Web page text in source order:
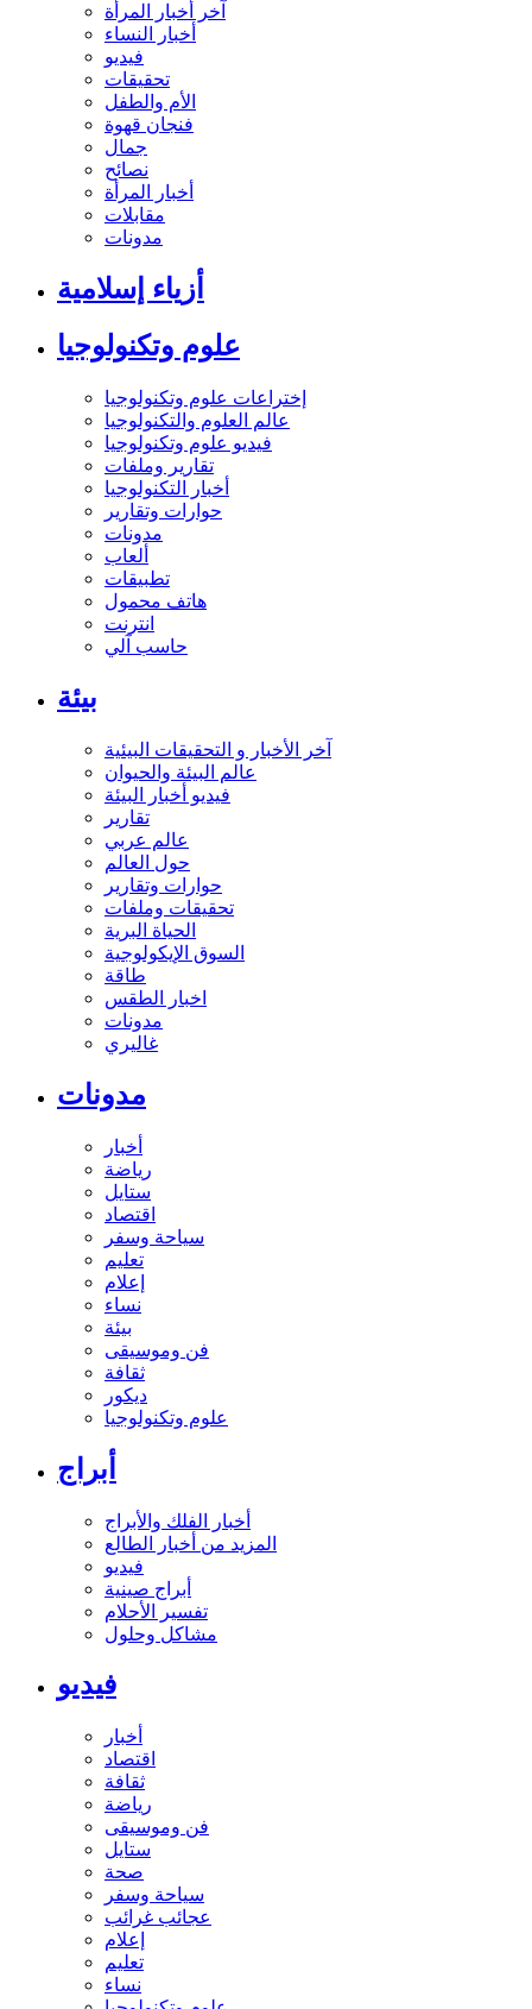
آخر أخبار المرأة
أخبار النساء
فيديو
تحقيقات
الأم والطفل
فنجان قهوة
جمال
نصائح
أخبار المرأة
مقابلات
مدونات
أزياء إسلامية
علوم وتكنولوجيا
إختراعات علوم وتكنولوجيا
عالم العلوم والتكنولوجيا
فيديو علوم وتكنولوجيا
تقارير وملفات
أخبار التكنولوجيا
حوارات وتقارير
مدونات
ألعاب
تطبيقات
هاتف محمول
انترنت
حاسب آلي
بيئة
آخر الأخبار و التحقيقات البيئية
عالم البيئة والحيوان
فيديو أخبار البيئة
تقارير
عالم عربي
حول العالم
حوارات وتقارير
تحقيقات وملفات
الحياة البرية
السوق الإيكولوجية
طاقة
اخبار الطقس
مدونات
غاليري
مدونات
أخبار
رياضة
ستايل
اقتصاد
سياحة وسفر
تعليم
إعلام
نساء
بيئة
فن وموسيقى
ثقافة
ديكور
علوم وتكنولوجيا
أبراج
أخبار الفلك والأبراج
المزيد من أخبار الطالع
فيديو
أبراج صينية
تفسير الأحلام
مشاكل وحلول
فيديو
أخبار
اقتصاد
ثقافة
رياضة
فن وموسيقى
ستايل
صحة
سياحة وسفر
عجائب غرائب
إعلام
تعليم
نساء